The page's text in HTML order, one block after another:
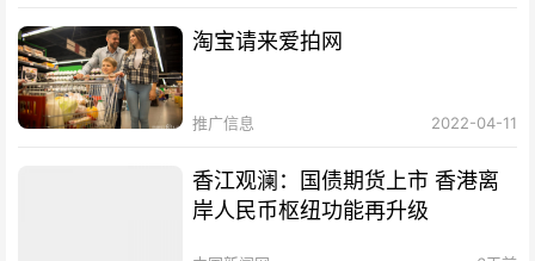
淘宝请来爱拍网
推广信息 2022-04-11
香江观澜：国债期货上市 香港离
岸人民币枢纽功能再升级